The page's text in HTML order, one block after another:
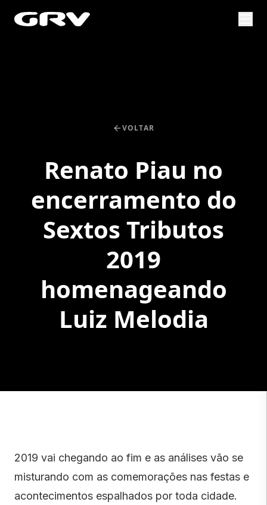
VOLTAR
Renato Piau no
encerramento do
Sextos Tributos
2019
homenageando
Luiz Melodia
2019 vai chegando ao fim e as análises vão se
misturando com as comemorações nas festas e
acontecimentos espalhados por toda cidade.